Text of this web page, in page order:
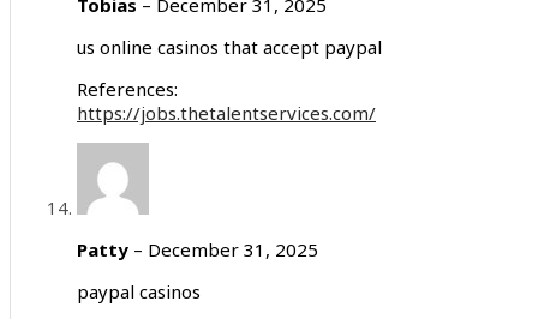
us online casinos that accept paypal
References:
https://jobs.thetalentservices.com/
Patty – December 31, 2025
paypal casinos